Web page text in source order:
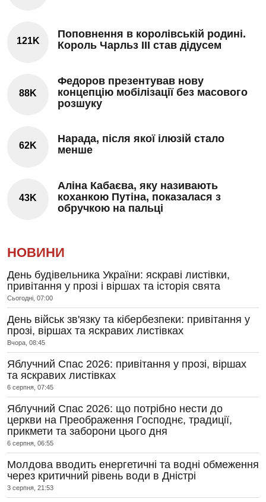
121K
Поповнення в королівській родині.
Король Чарльз III став дідусем
88K
Федоров презентував нову
концепцію мобілізації без масового
розшуку
62K
Нарада, після якої ілюзій стало
менше
43K
Аліна Кабаєва, яку називають
коханкою Путіна, показалася з
обручкою на пальці
НОВИНИ
День будівельника України: яскраві листівки,
привітання у прозі і віршах та історія свята
Сьогодні, 07:00
День військ зв'язку та кібербезпеки: привітання у
прозі, віршах та яскравих листівках
Вчора, 08:45
Яблучний Спас 2026: привітання у прозі, віршах
та яскравих листівках
6 серпня, 07:45
Яблучний Спас 2026: що потрібно нести до
церкви на Преображення Господнє, традиції,
прикмети та заборони цього дня
6 серпня, 06:55
Молдова вводить енергетичні та водні обмеження
через критичний рівень води в Дністрі
3 серпня, 21:53